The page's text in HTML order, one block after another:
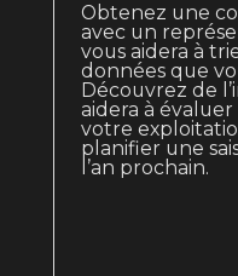
Obtenez une
avec un
vous aidera à
données que
Découvrez de
aidera à
votre
planifier une
l’an prochain.